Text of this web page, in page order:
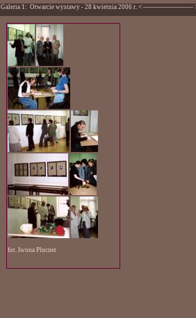
Galeria 1: Otwarcie wystawy - 28 kwietnia 2006 r. < ------------------------
fot. Iwona Plucner